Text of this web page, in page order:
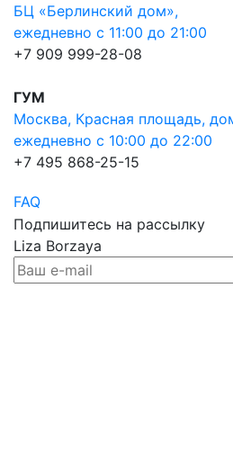
БЦ «Берлинский дом»,
ежедневно с 11:00 до 21:00
+7 909 999-28-08
ГУМ
Москва, Красная площадь,
ежедневно с 10:00 до 22:00
+7 495 868-25-15
FAQ
Подпишитесь на рассылку
Liza Borzaya